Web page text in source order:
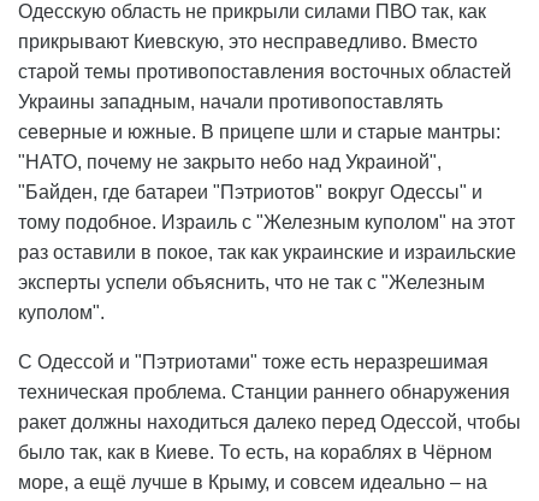
Одесскую область не прикрыли силами ПВО так, как
прикрывают Киевскую, это несправедливо. Вместо
старой темы противопоставления восточных областей
Украины западным, начали противопоставлять
северные и южные. В прицепе шли и старые мантры:
"НАТО, почему не закрыто небо над Украиной",
"Байден, где батареи "Пэтриотов" вокруг Одессы" и
тому подобное. Израиль с "Железным куполом" на этот
раз оставили в покое, так как украинские и израильские
эксперты успели объяснить, что не так с "Железным
куполом".
С Одессой и "Пэтриотами" тоже есть неразрешимая
техническая проблема. Станции раннего обнаружения
ракет должны находиться далеко перед Одессой, чтобы
было так, как в Киеве. То есть, на кораблях в Чёрном
море, а ещё лучше в Крыму, и совсем идеально – на